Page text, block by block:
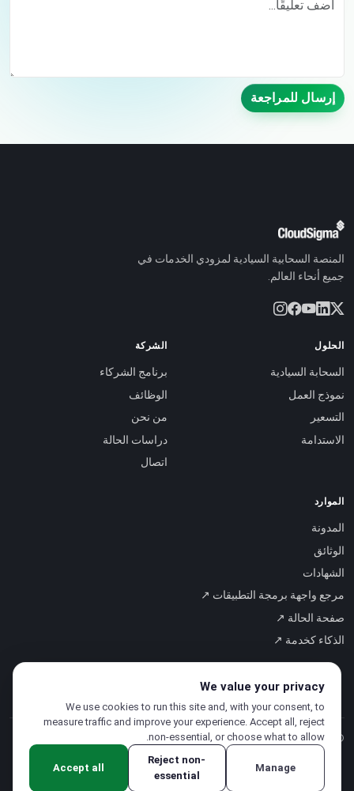
إرسال للمراجعة
المنصة السحابية السيادية لمزودي الخدمات في
جميع أنحاء العالم.
الحلول
السحابة السيادية
نموذج العمل
التسعير
الاستدامة
الشركة
برنامج الشركاء
الوظائف
من نحن
دراسات الحالة
اتصال
الموارد
المدونة
الوثائق
الشهادات
مرجع واجهة برمجة التطبيقات ↗
صفحة الحالة ↗
الذكاء كخدمة ↗
© 2026 CloudSigma Holding AG. جميع الحقوق محفوظة
سياسة الخصوصية·شروط الخدمة
We value your privacy
We use cookies to run this site and, with your consent, to
measure traffic and improve your experience. Accept all, reject
non-essential, or choose what to allow.
Manage
Reject non-
essential
Accept all